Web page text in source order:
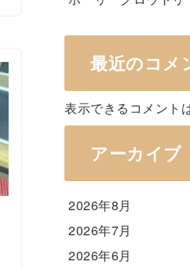
最近のコメ
表示できるコメント
アーカイブ
2026年8月
2026年7月
2026年6月